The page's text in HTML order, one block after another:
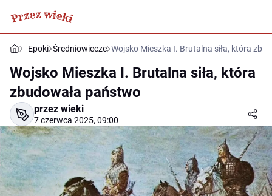
Epoki Średniowiecze Wojsko Mieszka I. Brutalna siła, która
Wojsko Mieszka I. Brutalna siła, która
zbudowała państwo
przez wieki
7 czerwca 2025, 09:00